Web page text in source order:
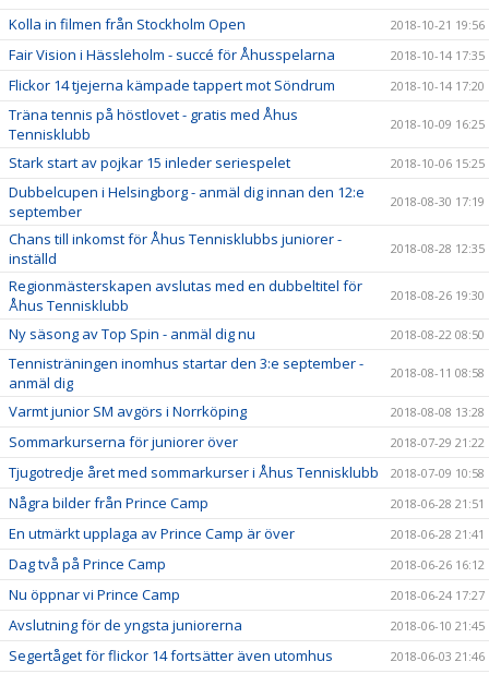
Kolla in filmen från Stockholm Open 2018-10-21 19:56
Fair Vision i Hässleholm - succé för Åhusspelarna 2018-10-14 17:35
Flickor 14 tjejerna kämpade tappert mot Söndrum 2018-10-14 17:20
Träna tennis på höstlovet - gratis med Åhus
Tennisklubb
2018-10-09 16:25
Stark start av pojkar 15 inleder seriespelet 2018-10-06 15:25
Dubbelcupen i Helsingborg - anmäl dig innan den 12:e
september
2018-08-30 17:19
Chans till inkomst för Åhus Tennisklubbs juniorer -
inställd
2018-08-28 12:35
Regionmästerskapen avslutas med en dubbeltitel för
Åhus Tennisklubb
2018-08-26 19:30
Ny säsong av Top Spin - anmäl dig nu 2018-08-22 08:50
Tennisträningen inomhus startar den 3:e september -
anmäl dig
2018-08-11 08:58
Varmt junior SM avgörs i Norrköping 2018-08-08 13:28
Sommarkurserna för juniorer över 2018-07-29 21:22
Tjugotredje året med sommarkurser i Åhus Tennisklubb 2018-07-09 10:58
Några bilder från Prince Camp 2018-06-28 21:51
En utmärkt upplaga av Prince Camp är över 2018-06-28 21:41
Dag två på Prince Camp 2018-06-26 16:12
Nu öppnar vi Prince Camp 2018-06-24 17:27
Avslutning för de yngsta juniorerna 2018-06-10 21:45
Segertåget för flickor 14 fortsätter även utomhus 2018-06-03 21:46